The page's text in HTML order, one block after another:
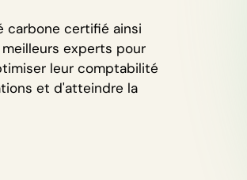
carbone certifié ainsi
experts pour
leur comptabilité
et d'atteindre la